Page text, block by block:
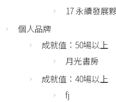
17 永續發展
個人品牌
成就值：50場以上
月光書房
成就值：40場以上
fj